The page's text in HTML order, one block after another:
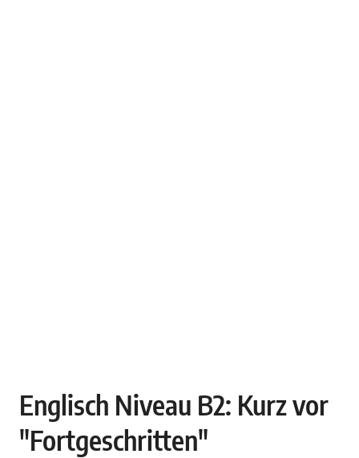
Englisch Niveau B2: Kurz vor
"Fortgeschritten"